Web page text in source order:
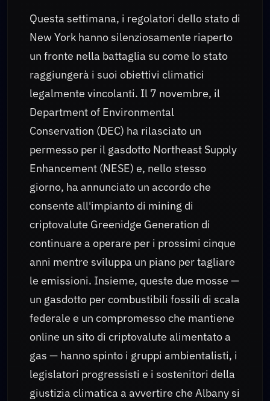
Questa settimana, i regolatori dello stato di
New York hanno silenziosamente riaperto
un fronte nella battaglia su come lo stato
raggiungerà i suoi obiettivi climatici
legalmente vincolanti. Il 7 novembre, il
Department of Environmental
Conservation (DEC) ha rilasciato un
permesso per il gasdotto Northeast Supply
Enhancement (NESE) e, nello stesso
giorno, ha annunciato un accordo che
consente all'impianto di mining di
criptovalute Greenidge Generation di
continuare a operare per i prossimi cinque
anni mentre sviluppa un piano per tagliare
le emissioni. Insieme, queste due mosse —
un gasdotto per combustibili fossili di scala
federale e un compromesso che mantiene
online un sito di criptovalute alimentato a
gas — hanno spinto i gruppi ambientalisti, i
legislatori progressisti e i sostenitori della
giustizia climatica a avvertire che Albany si